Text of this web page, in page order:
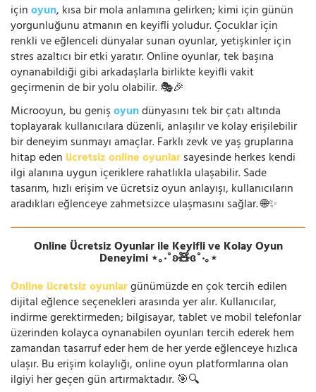
içinoyun, kısa bir mola anlamına gelirken; kimi için günün
yorgunluğunu atmanın en keyifli yoludur. Çocuklar için
renkli ve eğlenceli dünyalar sunan oyunlar, yetişkinler için
stres azaltıcı bir etki yaratır. Online oyunlar, tek başına
oynanabildiği gibi arkadaşlarla birlikte keyifli vakit
geçirmenin de bir yolu olabilir. 🎭🎉
Microoyun, bu genişoyundünyasını tek bir çatı altında
toplayarak kullanıcılara düzenli, anlaşılır ve kolay erişilebilir
bir deneyim sunmayı amaçlar. Farklı zevk ve yaş gruplarına
hitap eden ücretsiz online oyunlarsayesinde herkes kendi
ilgi alanına uygun içeriklere rahatlıkla ulaşabilir. Sade
tasarım, hızlı erişim ve ücretsiz oyun anlayışı, kullanıcıların
aradıkları eğlenceye zahmetsizce ulaşmasını sağlar. 🌐✨
Online Ücretsiz Oyunlar ile Keyifli ve Kolay Oyun
Deneyimi ⋆｡‧˚ʚ🧸ɞ˚‧｡⋆
Online ücretsiz oyunlargünümüzde en çok tercih edilen
dijital eğlence seçenekleri arasında yer alır. Kullanıcılar,
indirme gerektirmeden; bilgisayar, tablet ve mobil telefonlar
üzerinden kolayca oynanabilen oyunları tercih ederek hem
zamandan tasarruf eder hem de her yerde eğlenceye hızlıca
ulaşır. Bu erişim kolaylığı, online oyun platformlarına olan
ilgiyi her geçen gün artırmaktadır. 🎯🔍